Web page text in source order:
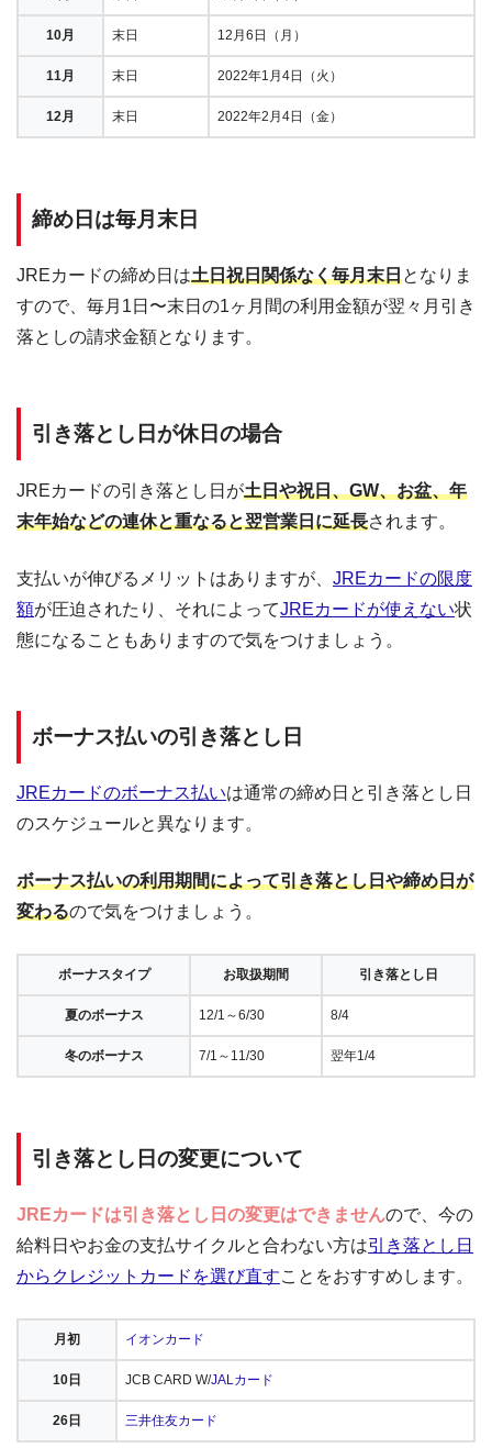
10月 末日 12月6日（月）
11月 末日 2022年1月4日（火）
12月 末日 2022年2月4日（金）
締め日は毎月末日
JREカードの締め日は土日祝日関係なく毎月末日となりま
すので、毎月1日〜末日の1ヶ月間の利用金額が翌々月引き
落としの請求金額となります。
引き落とし日が休日の場合
JREカードの引き落とし日が土日や祝日、GW、お盆、年
末年始などの連休と重なると翌営業日に延長されます。
支払いが伸びるメリットはありますが、 JREカードの限度
額が圧迫されたり、それによってJREカードが使えない状
態になることもありますので気をつけましょう。
ボーナス払いの引き落とし日
JREカードのボーナス払いは通常の締め日と引き落とし日
のスケジュールと異なります。
ボーナス払いの利用期間によって引き落とし日や締め日が
変わるので気をつけましょう。
ボーナスタイプ お取扱期間 引き落とし日
夏のボーナス 12/1～6/30 8/4
冬のボーナス 7/1～11/30 翌年1/4
引き落とし日の変更について
JREカードは引き落とし日の変更はできませんので、今の
給料日やお金の支払サイクルと合わない方は引き落とし日
からクレジットカードを選び直すことをおすすめします。
月初 イオンカード
10日 JCB CARD W/JALカード
26日 三井住友カード